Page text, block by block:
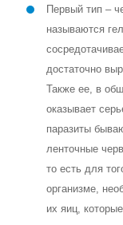
Первый тип –
называются
достаточно
Также ее, в
оказывает
паразиты
ленточные
то есть для
организме,
их яиц,